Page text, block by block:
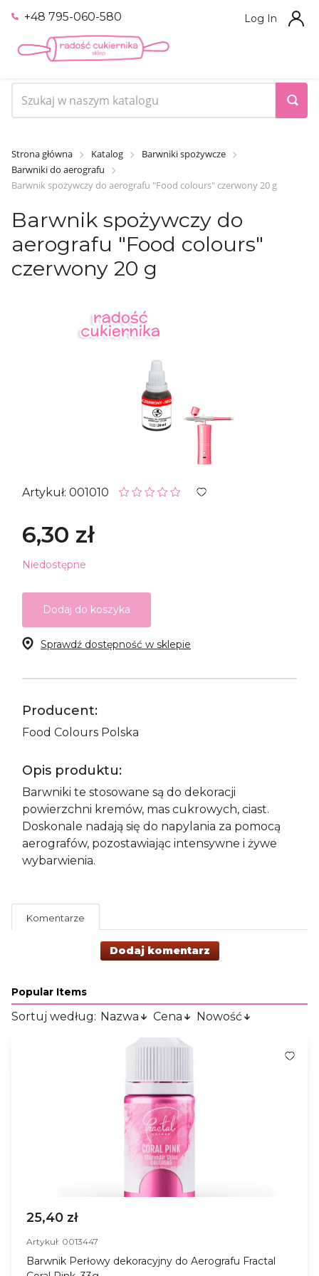
+48 795-060-580 Log In
Strona główna Katalog
Barwniki spożywcze
Barwniki do aerografu
Barwnik spożywczy do aerografu "Food colours" czerwony 20 g
Barwnik spożywczy do
aerografu "Food colours"
czerwony 20 g
Artykuł: 001010
6,30 zł
Niedostępne
Dodaj do koszyka
Sprawdź dostępność w sklepie
Producent:
Food Colours Polska
Opis produktu:
Barwniki te stosowane są do dekoracji
powierzchni kremów, mas cukrowych, ciast.
Doskonale nadają się do napylania za pomocą
aerografów, pozostawiając intensywne i żywe
wybarwienia.
Komentarze
Dodaj komentarz
Popular Items
Sortuj według: Nazwa Cena Nowość
25,40 zł
Artykuł: 0013447
Barwnik Perłowy dekoracyjny do Aerografu Fractal